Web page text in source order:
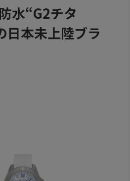
水“G2チタ
日本未上陸ブラ